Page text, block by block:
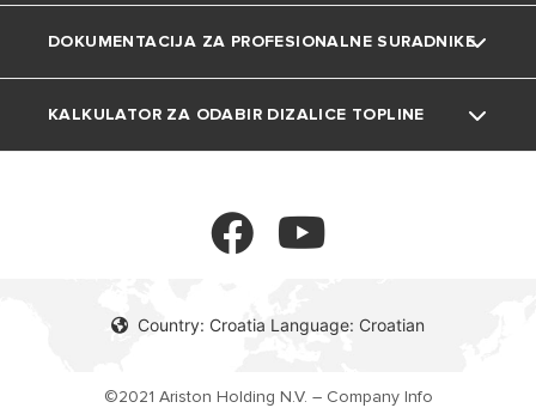
Country: Croatia Language: Croatian
Plinski bojleri
Klima uređaji
Termoregulacija
Kolačići
Projekti
DOKUMENTACIJA ZA PROFESIONALNE SURADNIKE
Tehnička dokumentacija
KALKULATOR ZA ODABIR DIZALICE TOPLINE
©2021 Ariston Holding N.V. – Company Info